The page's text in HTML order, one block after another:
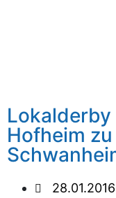
Hofheim
28.01.2016